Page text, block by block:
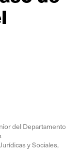
del Departamento
y Sociales,